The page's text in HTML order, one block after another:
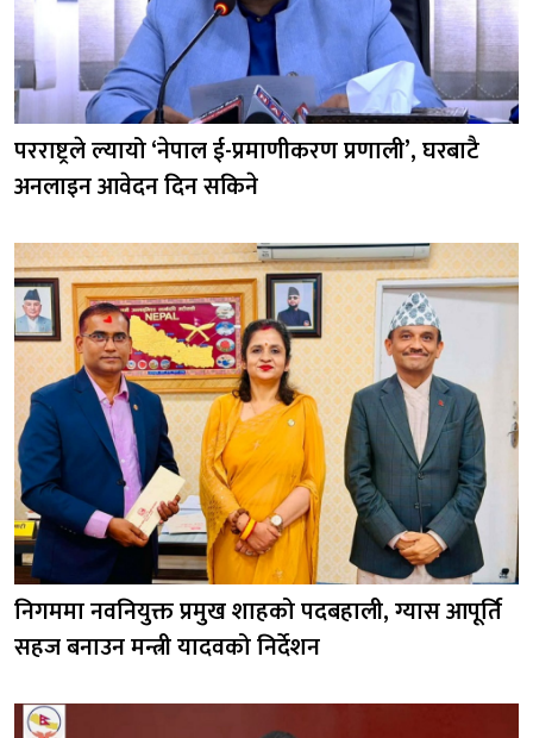
परराष्ट्रले ल्यायो ‘नेपाल ई-प्रमाणीकरण प्रणाली’, घरबाटै
अनलाइन आवेदन दिन सकिने
निगममा नवनियुक्त प्रमुख शाहको पदबहाली, ग्यास आपूर्ति
सहज बनाउन मन्त्री यादवको निर्देशन